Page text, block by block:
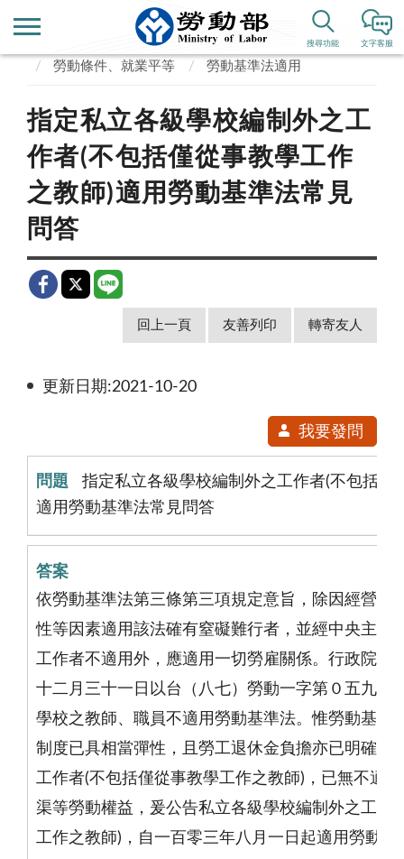
文字客服
搜尋功能
便民服務
常見問答
勞動條件、就業平等
勞動基準法適用
指定私立各級學校編制外之工
作者(不包括僅從事教學工作
之教師)適用勞動基準法常見
問答
回上一頁 友善列印 轉寄友人
更新日期:2021-10-20
我要發問
指定私立各級學校編制外之工作者(不包括僅
適用勞動基準法常見問答
依勞動基準法第三條第三項規定意旨，除因經營型
性等因素適用該法確有窒礙難行者，並經中央主管
工作者不適用外，應適用一切勞雇關係。行政院勞
十二月三十一日以台（八七）勞動一字第０五九六
學校之教師、職員不適用勞動基準法。惟勞動基準
制度已具相當彈性，且勞工退休金負擔亦已明確，
工作者(不包括僅從事教學工作之教師)，已無不適
渠等勞動權益，爰公告私立各級學校編制外之工作
工作之教師)，自一百零三年八月一日起適用勞動基